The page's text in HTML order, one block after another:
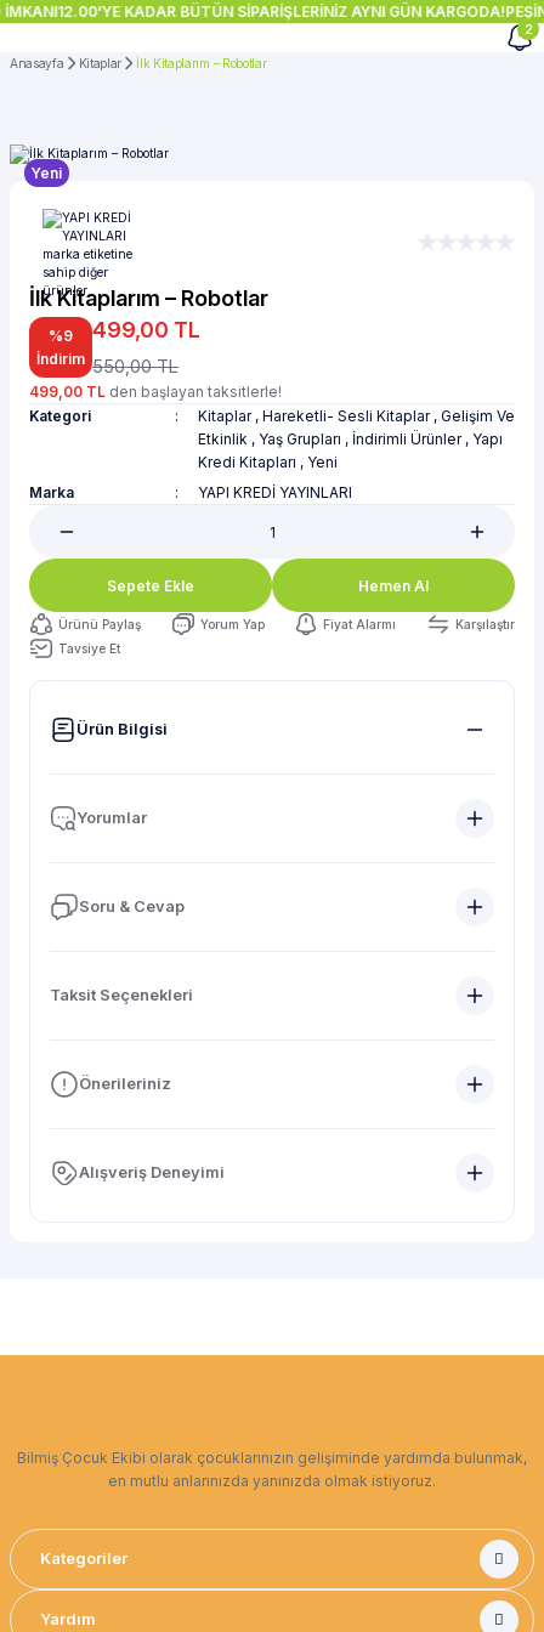
12.00'YE KADAR BÜTÜN SİPARİŞLERİNİZ AYNI GÜN KARGODA!
2
Anasayfa Kitaplar İlk Kitaplarım – Robotlar
Yeni
İlk Kitaplarım – Robotlar
%9
İndirim
499,00 TL
550,00 TL
499,00 TL den başlayan taksitlerle!
Kategori
Kitaplar , Hareketli- Sesli Kitaplar , Gelişim Ve
Etkinlik , Yaş Grupları , İndirimli Ürünler , Yapı
Kredi Kitapları , Yeni
Marka
YAPI KREDİ YAYINLARI
Sepete Ekle Hemen Al
Ürünü Paylaş Yorum Yap Fiyat Alarmı
Karşılaştır
Tavsiye Et
Ürün Bilgisi
Yorumlar
Soru & Cevap
Taksit Seçenekleri
Önerileriniz
Alışveriş Deneyimi
Bilmiş Çocuk Ekibi olarak çocuklarınızın gelişiminde yardımda bulunmak,
en mutlu anlarınızda yanınızda olmak istiyoruz.
Kategoriler
Yardım